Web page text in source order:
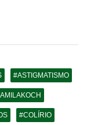
#ASTIGMATISMO
#COLÍRIO